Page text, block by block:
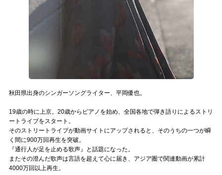
ぶいコミュ！by muevo
ぶいマガ！ by muevo
秋田県出身のシンガーソングライター、平岡優也。
19歳の時に上京。20歳からピアノを始め、全国各地で弾き語りによるストリ
ートライブをスタート。
そのストリートライブが動画サイトにアップされると、そのうちの一つが瞬
く間に900万回再生を突破。
『通行人が足を止める歌声』と話題になった。
またその澄んだ歌声は言語を超えて心に届き、アジア圏で関連動画が累計
4000万回以上再生。